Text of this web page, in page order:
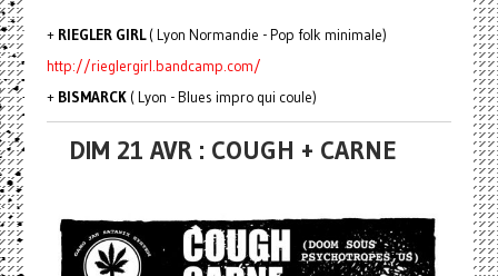
+ RIEGLER GIRL( Lyon Normandie - Pop folk minimale)
http://rieglergirl.bandcamp.com/
+ BISMARCK( Lyon - Blues impro qui coule)
DIM 21 AVR : COUGH + CARNE